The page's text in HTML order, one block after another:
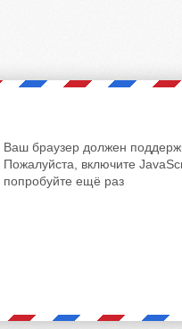
Ваш браузер должен
Пожалуйста, включите
попробуйте ещё раз